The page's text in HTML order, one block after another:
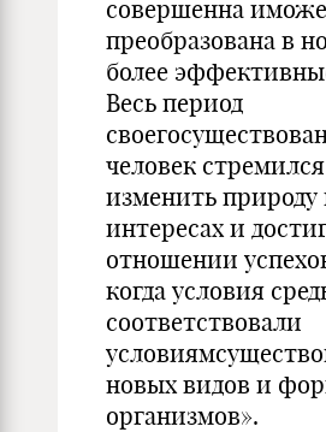
совершенна
преобразована в
более
Весь период
человек стремился
изменить природу
интересах и
отношении
когда условия
соответствовали
новых видов и
организмов».